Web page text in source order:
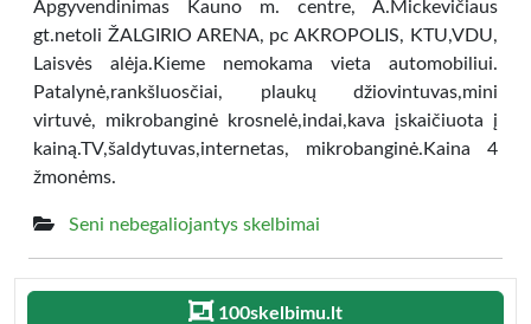
Apgyvendinimas Kauno m. centre, A.Mickevičiaus
gt.netoli ŽALGIRIO ARENA, pc AKROPOLIS, KTU,VDU,
Laisvės alėja.Kieme nemokama vieta automobiliui.
Patalynė,rankšluosčiai, plaukų džiovintuvas,mini
virtuvė, mikrobanginė krosnelė,indai,kava įskaičiuota į
kainą.TV,šaldytuvas,internetas, mikrobanginė.Kaina 4
žmonėms.
Seni nebegaliojantys skelbimai
100skelbimu.lt